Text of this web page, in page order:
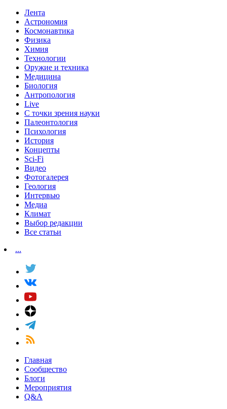
Лента
Астрономия
Космонавтика
Физика
Химия
Технологии
Оружие и техника
Медицина
Биология
Антропология
Live
С точки зрения науки
Палеонтология
Психология
История
Концепты
Sci-Fi
Видео
Фотогалерея
Геология
Интервью
Медиа
Климат
Выбор редакции
Все статьи
...
Главная
Сообщество
Блоги
Мероприятия
Q&A